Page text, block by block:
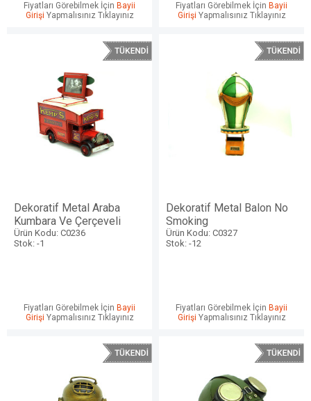
Fiyatları Görebilmek İçin Bayii
Girişi Yapmalısınız Tıklayınız
Fiyatları Görebilmek İçin Bayii
Girişi Yapmalısınız Tıklayınız
Dekoratif Metal Araba
Kumbara Ve Çerçeveli
Ürün Kodu: C0236
Stok: -1
Fiyatları Görebilmek İçin Bayii
Girişi Yapmalısınız Tıklayınız
Dekoratif Metal Balon No
Smoking
Ürün Kodu: C0327
Stok: -12
Fiyatları Görebilmek İçin Bayii
Girişi Yapmalısınız Tıklayınız